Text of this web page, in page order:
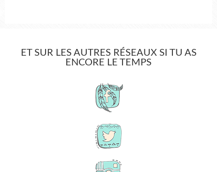
ET SUR LES AUTRES RÉSEAUX SI TU AS
ENCORE LE TEMPS